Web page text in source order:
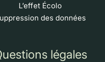
L’effet Écolo
des données
légales